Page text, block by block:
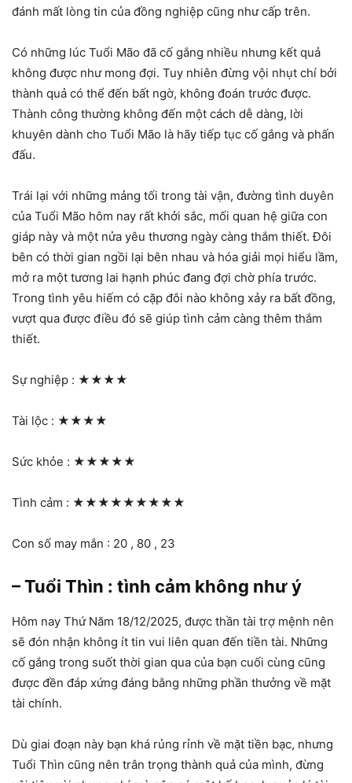
đánh mất lòng tin của đồng nghiệp cũng như cấp trên.
Có những lúc Tuổi Mão đã cố gắng nhiều nhưng kết quả
không được như mong đợi. Tuy nhiên đừng vội nhụt chí bởi
thành quả có thể đến bất ngờ, không đoán trước được.
Thành công thường không đến một cách dễ dàng, lời
khuyên dành cho Tuổi Mão là hãy tiếp tục cố gắng và phấn
đấu.
Trái lại với những mảng tối trong tài vận, đường tình duyên
của Tuổi Mão hôm nay rất khởi sắc, mối quan hệ giữa con
giáp này và một nửa yêu thương ngày càng thắm thiết. Đôi
bên có thời gian ngồi lại bên nhau và hóa giải mọi hiểu lầm,
mở ra một tương lai hạnh phúc đang đợi chờ phía trước.
Trong tình yêu hiếm có cặp đôi nào không xảy ra bất đồng,
vượt qua được điều đó sẽ giúp tình cảm càng thêm thắm
thiết.
Sự nghiệp : ★★★★
Tài lộc : ★★★★
Sức khỏe : ★★★★★
Tình cảm : ★★★★★★★★★
Con số may mắn : 20 , 80 , 23
– Tuổi Thìn : tình cảm không như ý
Hôm nay Thứ Năm 18/12/2025, được thần tài trợ mệnh nên
sẽ đón nhận không ít tin vui liên quan đến tiền tài. Những
cố gắng trong suốt thời gian qua của bạn cuối cùng cũng
được đền đáp xứng đáng bằng những phần thưởng về mặt
tài chính.
Dù giai đoạn này bạn khá rủng rỉnh về mặt tiền bạc, nhưng
Tuổi Thìn cũng nên trân trọng thành quả của mình, đừng